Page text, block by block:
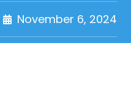
November 6, 2024